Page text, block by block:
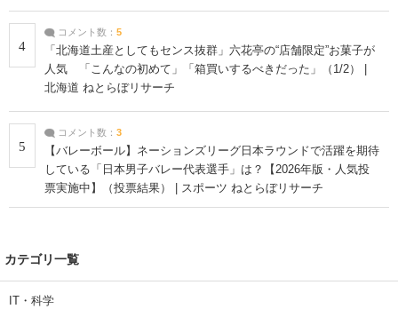
4
コメント数： 5
「北海道土産としてもセンス抜群」六花亭の“店舗限定”お菓子が
人気 「こんなの初めて」「箱買いするべきだった」（1/2） |
北海道 ねとらぼリサーチ
5
コメント数： 3
【バレーボール】ネーションズリーグ日本ラウンドで活躍を期待
している「日本男子バレー代表選手」は？【2026年版・人気投
票実施中】（投票結果） | スポーツ ねとらぼリサーチ
カテゴリ一覧
IT・科学